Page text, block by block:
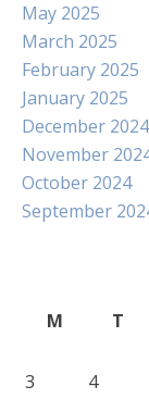
May 2025
March 2025
February 2025
January 2025
December 2024
November
October 2024
September
M
T
3
4